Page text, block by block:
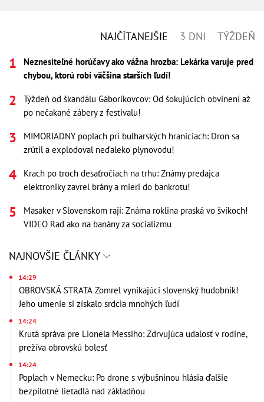
NAJČÍTANEJŠIE 3 DNI TÝŽDEŇ
Neznesiteľné horúčavy ako vážna hrozba: Lekárka varuje pred
chybou, ktorú robí väčšina starších ľudí!
Týždeň od škandálu Gáboríkovcov: Od šokujúcich obvinení až
po nečakané zábery z festivalu!
MIMORIADNY poplach pri bulharských hraniciach: Dron sa
zrútil a explodoval neďaleko plynovodu!
Krach po troch desaťročiach na trhu: Známy predajca
elektroniky zavrel brány a mieri do bankrotu!
Masaker v Slovenskom raji: Známa roklina praská vo švíkoch!
VIDEO Rad ako na banány za socializmu
NAJNOVŠIE ČLÁNKY
14:29
OBROVSKÁ STRATA Zomrel vynikajúci slovenský hudobník!
Jeho umenie si získalo srdcia mnohých ľudí
14:24
Krutá správa pre Lionela Messiho: Zdrvujúca udalosť v rodine,
prežíva obrovskú bolesť
14:24
Poplach v Nemecku: Po drone s výbušninou hlásia ďalšie
bezpilotné lietadlá nad základňou